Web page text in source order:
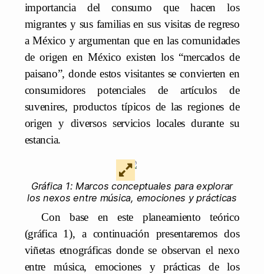
importancia del consumo que hacen los
migrantes y sus familias en sus visitas de regreso
a México y argumentan que en las comunidades
de origen en México existen los “mercados de
paisano”, donde estos visitantes se convierten en
consumidores potenciales de artículos de
suvenires, productos típicos de las regiones de
origen y diversos servicios locales durante su
estancia.
Gráfica 1: Marcos conceptuales para explorar
los nexos entre música, emociones y prácticas
Con base en este planeamiento teórico
(gráfica 1), a continuación presentaremos dos
viñetas etnográficas donde se observan el nexo
entre música, emociones y prácticas de los